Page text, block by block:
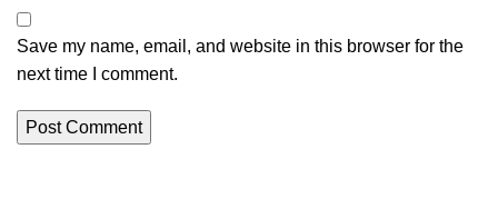
Save my name, email, and website in this browser for the
next time I comment.